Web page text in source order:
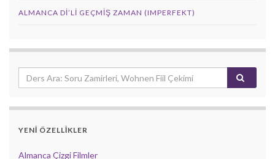
ALMANCA DI’LI GEÇMIŞ ZAMAN (IMPERFEKT)
YENİ ÖZELLİKLER
Almanca Çizgi Filmler